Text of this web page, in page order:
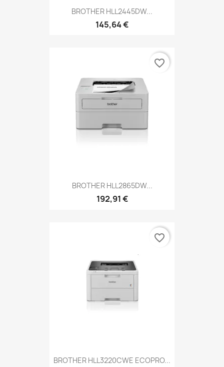
BROTHER HLL2445DW...
145,64 €
BROTHER HLL2865DW...
192,91 €
favorite_border
BROTHER HLL3220CWE ECOPRO...
favorite_border